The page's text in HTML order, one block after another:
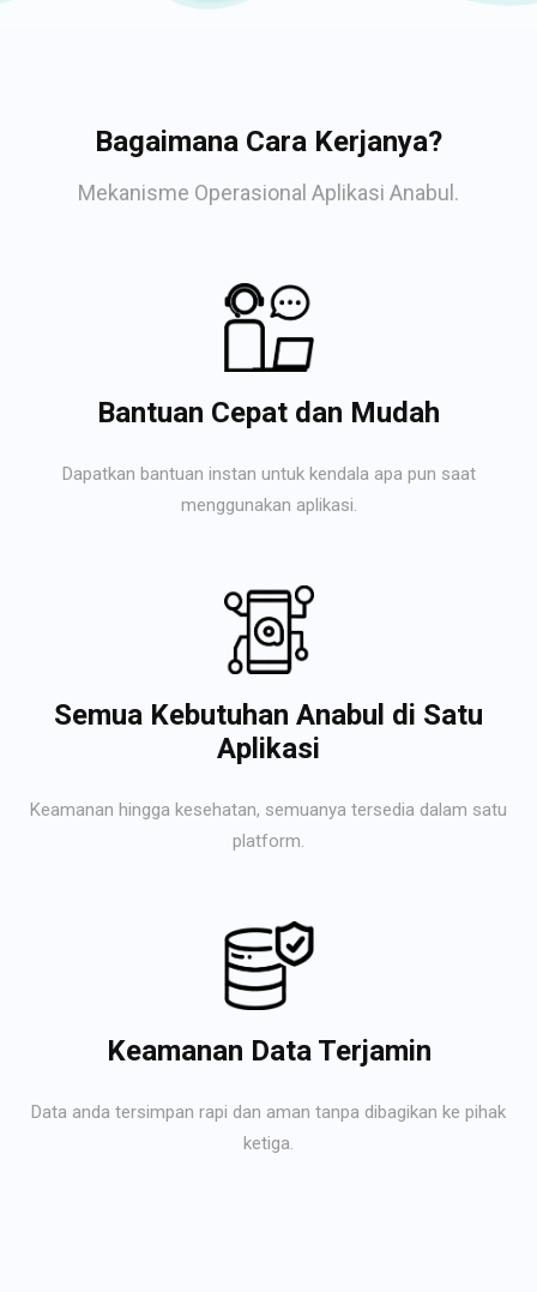
Bagaimana Cara Kerjanya?
Mekanisme Operasional Aplikasi Anabul.
Bantuan Cepat dan Mudah
Dapatkan bantuan instan untuk kendala apa pun saat
menggunakan aplikasi.
Semua Kebutuhan Anabul di Satu
Aplikasi
Keamanan hingga kesehatan, semuanya tersedia dalam satu
platform.
Keamanan Data Terjamin
Data anda tersimpan rapi dan aman tanpa dibagikan ke pihak
ketiga.